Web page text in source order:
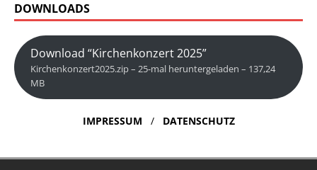
DOWNLOADS
Download “Kirchenkonzert 2025”
Kirchenkonzert2025.zip – 25-mal heruntergeladen – 137,24
MB
IMPRESSUM / DATENSCHUTZ